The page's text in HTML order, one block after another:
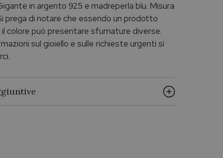
in argento 925 e madreperla blu. Misura
prega di notare che essendo un prodotto
colore può presentare sfumature diverse.
sul gioiello e sulle richieste urgenti si